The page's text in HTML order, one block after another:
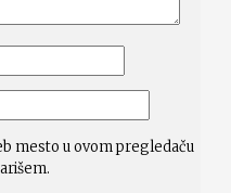
mesto u ovom pregledaču